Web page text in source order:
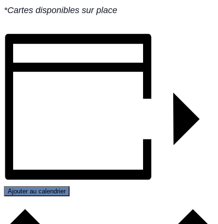
*Cartes disponibles sur place
Ajouter au calendrier